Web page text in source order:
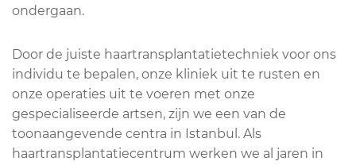
ondergaan.
Door de juiste haartransplantatietechniek voor ons
individu te bepalen, onze kliniek uit te rusten en
onze operaties uit te voeren met onze
gespecialiseerde artsen, zijn we een van de
toonaangevende centra in Istanbul. Als
haartransplantatiecentrum werken we al jaren in